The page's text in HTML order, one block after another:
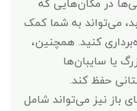
می‌تواند به شما کمک
کنید. همچنین،
یا سایبان‌ها
حفظ کند.
باز نیز می‌تواند شامل